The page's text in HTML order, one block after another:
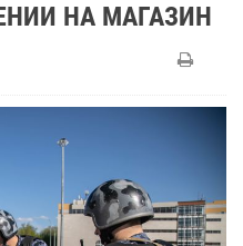
НА МАГАЗИН